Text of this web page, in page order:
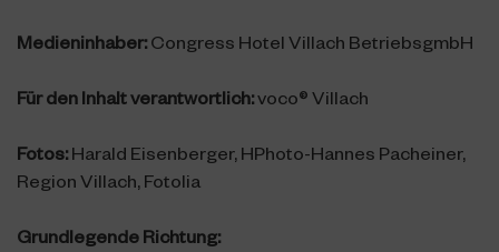
Medieninhaber: Congress Hotel Villach BetriebsgmbH
Für den Inhalt verantwortlich:voco® Villach
Fotos: Harald Eisenberger, HPhoto-Hannes Pacheiner,
Region Villach, Fotolia
Grundlegende Richtung: